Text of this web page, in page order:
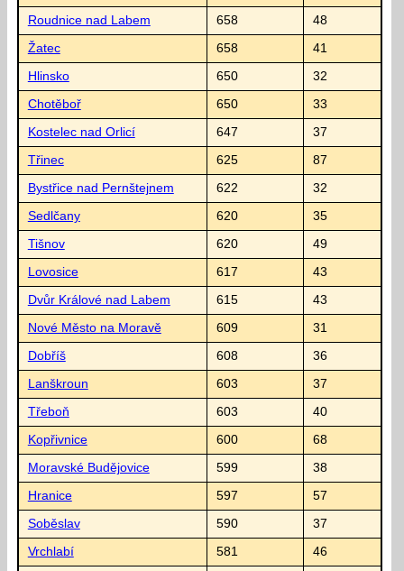
Roudnice nad Labem 658 48
Žatec 658 41
Hlinsko 650 32
Chotěboř 650 33
Kostelec nad Orlicí 647 37
Třinec 625 87
Bystřice nad Pernštejnem 622 32
Sedlčany 620 35
Tišnov 620 49
Lovosice 617 43
Dvůr Králové nad Labem 615 43
Nové Město na Moravě 609 31
Dobříš 608 36
Lanškroun 603 37
Třeboň 603 40
Kopřivnice 600 68
Moravské Budějovice 599 38
Hranice 597 57
Soběslav 590 37
Vrchlabí 581 46